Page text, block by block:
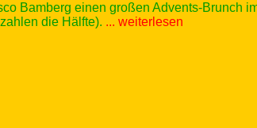
Bamberg einen großen Advents-Brunch
die Hälfte). ... weiterlesen